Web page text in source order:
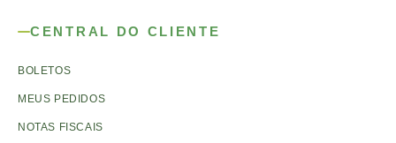
CENTRAL DO CLIENTE
BOLETOS
MEUS PEDIDOS
NOTAS FISCAIS